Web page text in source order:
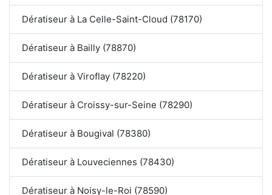
Dératiseur à La Celle-Saint-Cloud (78170)
Dératiseur à Bailly (78870)
Dératiseur à Viroflay (78220)
Dératiseur à Croissy-sur-Seine (78290)
Dératiseur à Bougival (78380)
Dératiseur à Louveciennes (78430)
Dératiseur à Noisy-le-Roi (78590)